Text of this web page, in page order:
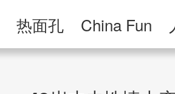
热面孔 China Fun